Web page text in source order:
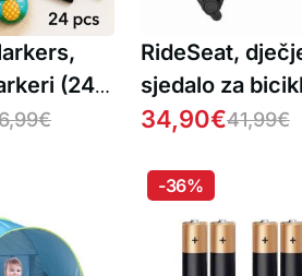
(24
€
RideSeat,
sjedalo za bicikl
34,90€41,99€
-36%